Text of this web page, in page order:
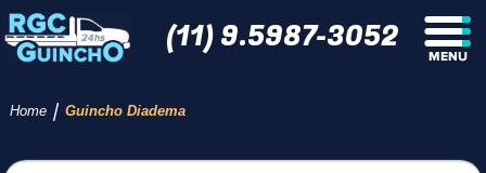
(11) 9.5987-3052
Home / Guincho Diadema